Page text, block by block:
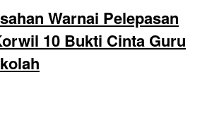
Warnai Pelepasan
10 Bukti Cinta Guru